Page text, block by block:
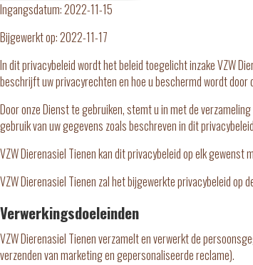
Ingangsdatum: 2022-11-15
Bijgewerkt op: 2022-11-17
In dit privacybeleid wordt het beleid toegelicht inzake VZW
beschrijft uw privacyrechten en hoe u beschermd wordt door
Door onze Dienst te gebruiken, stemt u in met de
gebruik van uw gegevens zoals beschreven in dit
VZW Dierenasiel Tienen kan dit privacybeleid op elk
VZW Dierenasiel Tienen zal het bijgewerkte privacybeleid
Verwerkingsdoeleinden
VZW Dierenasiel Tienen verzamelt en verwerkt de
verzenden van marketing en gepersonaliseerde reclame).